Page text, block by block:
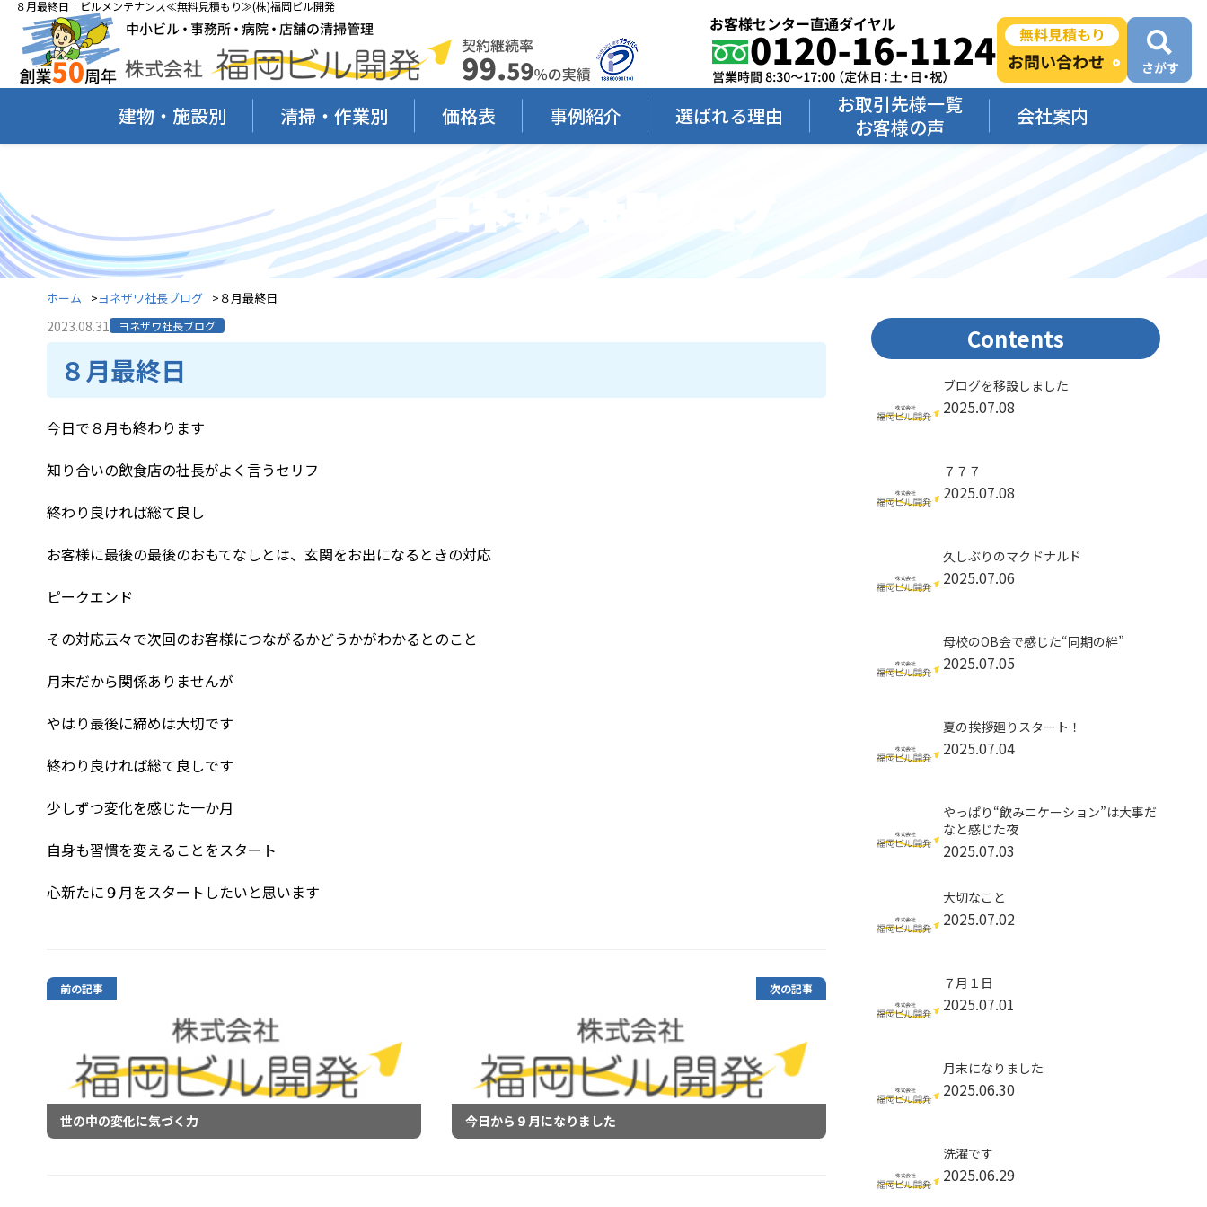
８月最終日｜ビルメンテナンス≪無料見積もり≫(株)福岡ビル開発
建物・施設別 清掃・作業別 価格表 事例紹介 選ばれる理由
お取引先様一覧
お客様の声
会社案内
ヨネザワ社長ブログ
ホーム ヨネザワ社長ブログ ８月最終日
2023.08.31 ヨネザワ社長ブログ
８月最終日
今日で８月も終わります
知り合いの飲食店の社長がよく言うセリフ
終わり良ければ総て良し
お客様に最後の最後のおもてなしとは、玄関をお出になるときの対応
ピークエンド
その対応云々で次回のお客様につながるかどうかがわかるとのこと
月末だから関係ありませんが
やはり最後に締めは大切です
終わり良ければ総て良しです
少しずつ変化を感じた一か月
自身も習慣を変えることをスタート
心新たに９月をスタートしたいと思います
前の記事
世の中の変化に気づく力
次の記事
今日から９月になりました
Contents
ブログを移設しました
2025.07.08
７７７
2025.07.08
久しぶりのマクドナルド
2025.07.06
母校のOB会で感じた“同期の絆”
2025.07.05
夏の挨拶廻りスタート！
2025.07.04
やっぱり“飲みニケーション”は大事だ
なと感じた夜
2025.07.03
大切なこと
2025.07.02
７月１日
2025.07.01
月末になりました
2025.06.30
洗濯です
2025.06.29